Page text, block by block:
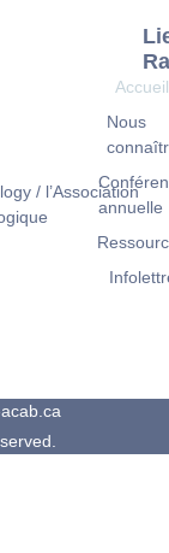
/ l’Association
Accueil
Nous
annuelle